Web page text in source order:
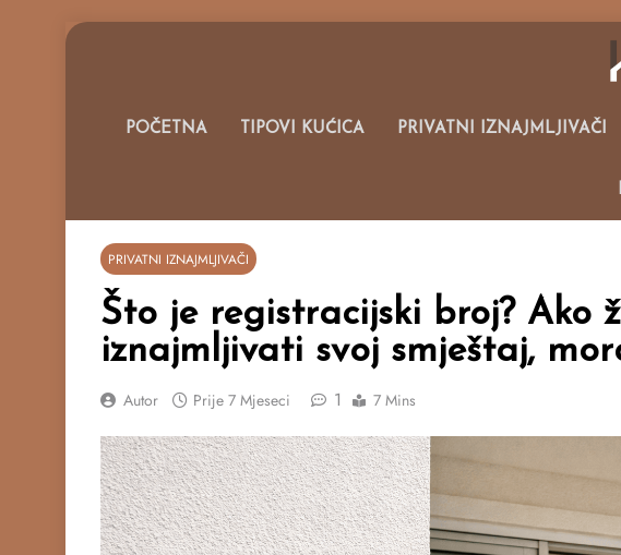
Skip
Portal O Malim Kućama I
POČETNA TIPOVI KUĆICA PRIVATNI IZNAJMLJIVAČI
PRIVATNI IZNAJMLJIVAČI
Što je registracijski broj? Ako
iznajmljivati svoj smještaj,
Autor Prije 7 Mjeseci 1 7 Mins